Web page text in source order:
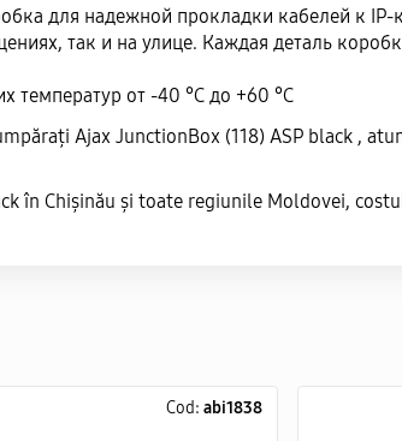
для надежной прокладки кабелей к
так и на улице. Каждая деталь
температур от -40 °C до +60 °C
Ajax JunctionBox (118) ASP black ,
în Chișinău și toate regiunile Moldovei,
Cod:abi1838